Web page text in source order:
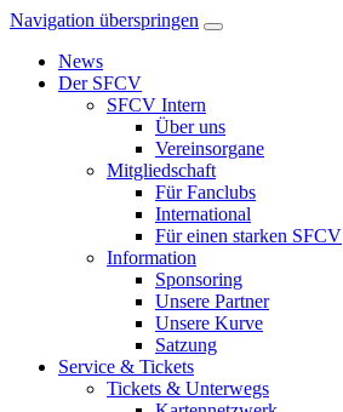
Navigation überspringen
News
Der SFCV
SFCV Intern
Über uns
Vereinsorgane
Mitgliedschaft
Für Fanclubs
International
Für einen starken SFCV
Information
Sponsoring
Unsere Partner
Unsere Kurve
Satzung
Service & Tickets
Tickets & Unterwegs